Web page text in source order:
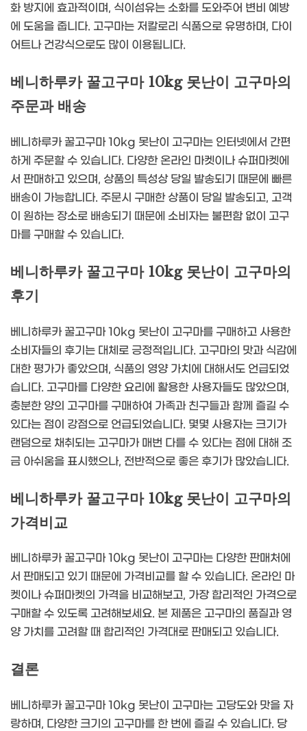
화 방지에 효과적이며, 식이섬유는 소화를 도와주어 변비 예방
에 도움을 줍니다. 고구마는 저칼로리 식품으로 유명하며, 다이
어트나 건강식으로도 많이 이용됩니다.
베니하루카 꿀고구마 10kg 못난이 고구마의
주문과 배송
베니하루카 꿀고구마 10kg 못난이 고구마는 인터넷에서 간편
하게 주문할 수 있습니다. 다양한 온라인 마켓이나 슈퍼마켓에
서 판매하고 있으며, 상품의 특성상 당일 발송되기 때문에 빠른
배송이 가능합니다. 주문시 구매한 상품이 당일 발송되고, 고객
이 원하는 장소로 배송되기 때문에 소비자는 불편함 없이 고구
마를 구매할 수 있습니다.
베니하루카 꿀고구마 10kg 못난이 고구마의
후기
베니하루카 꿀고구마 10kg 못난이 고구마를 구매하고 사용한
소비자들의 후기는 대체로 긍정적입니다. 고구마의 맛과 식감에
대한 평가가 좋았으며, 식품의 영양 가치에 대해서도 언급되었
습니다. 고구마를 다양한 요리에 활용한 사용자들도 많았으며,
충분한 양의 고구마를 구매하여 가족과 친구들과 함께 즐길 수
있다는 점이 강점으로 언급되었습니다. 몇몇 사용자는 크기가
랜덤으로 채취되는 고구마가 매번 다를 수 있다는 점에 대해 조
금 아쉬움을 표시했으나, 전반적으로 좋은 후기가 많았습니다.
베니하루카 꿀고구마 10kg 못난이 고구마의
가격비교
베니하루카 꿀고구마 10kg 못난이 고구마는 다양한 판매처에
서 판매되고 있기 때문에 가격비교를 할 수 있습니다. 온라인 마
켓이나 슈퍼마켓의 가격을 비교해보고, 가장 합리적인 가격으로
구매할 수 있도록 고려해보세요. 본 제품은 고구마의 품질과 영
양 가치를 고려할 때 합리적인 가격대로 판매되고 있습니다.
결론
베니하루카 꿀고구마 10kg 못난이 고구마는 고당도와 맛을 자
랑하며, 다양한 크기의 고구마를 한 번에 즐길 수 있습니다. 당